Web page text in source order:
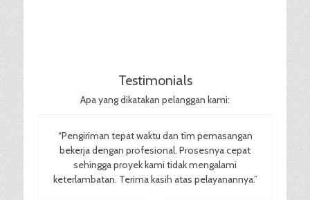
Testimonials
Apa yang dikatakan pelanggan kami:
“Pengiriman tepat waktu dan tim pemasangan
bekerja dengan profesional. Prosesnya cepat
sehingga proyek kami tidak mengalami
keterlambatan. Terima kasih atas pelayanannya.”